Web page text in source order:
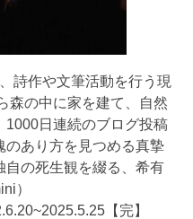
詩作や文筆活動を行う現
森の中に家を建て、自然
1000日連続のブログ投稿
のあり方を見つめる真摯
自の死生観を綴る、希有
）
【完】